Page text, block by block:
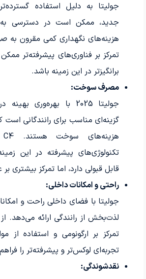
جولیتا به دلیل استفاده
جدید، ممکن است در دسترسی
تمرکز بر فناوری‌های پیشرفته‌تر
برانگیزتر در این زمینه باشد.
مصرف سوخت:
جولیتا 2025 با
گزینه‌ای مناسب برای رانندگانی
تکنولوژی‌های پیشرفته در این
قابل قبولی دارد، اما تمرکز بیشتری بر
راحتی و امکانات داخلی:
جولیتا با فضای داخلی راحت و
تمرکز بر ارگونومی و استفاده از
تجربه‌ای لوکس‌تر و پیشرفته‌تر را
نقدشوندگی: